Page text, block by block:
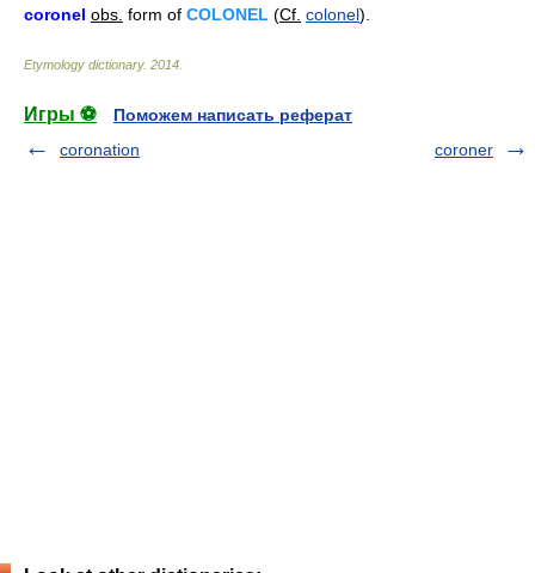
coronel obs. form of COLONEL (Cf. colonel).
Etymology dictionary. 2014
Игры ⚽
Поможем написать реферат
coronation
coroner